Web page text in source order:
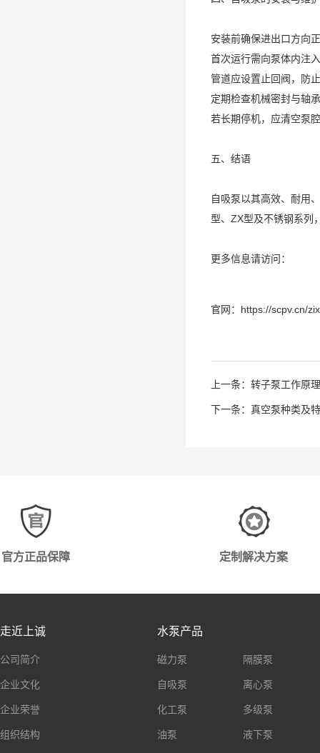
安装前确保进出口方向
首次运行需向泵体内注
管道应设置止回阀，防
定期检查机械密封与轴
若长期停机，应清空泵
五、结语
自吸泵以其高效、耐用
型、ZX型及不锈钢系列
更多信息请访问：
官网： https://scpv.cn/
上一条： 转子泵工作原
下一条： 真空泵种类及
官方正品保障 定制解决方案
走近上诚
公司简介
企业文化
企业荣誉
组织结构
水泵产品
磁力泵 隔膜泵
自吸泵 离心泵
化工泵 多级泵
油泵 液下泵